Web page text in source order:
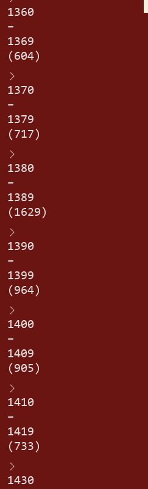
1360
–
1369
(604)
1370
–
1379
(717)
1380
–
1389
(1629)
1390
–
1399
(964)
1400
–
1409
(905)
1410
–
1419
(733)
1430